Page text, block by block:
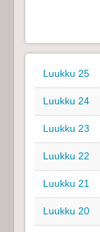
Luukku 25
Luukku 24
Luukku 23
Luukku 22
Luukku 21
Luukku 20